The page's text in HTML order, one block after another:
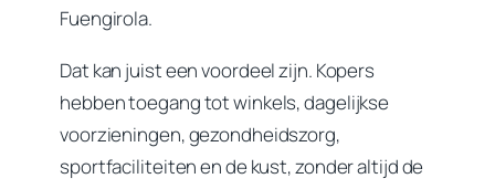
Fuengirola.
Dat kan juist een voordeel zijn. Kopers
hebben toegang tot winkels, dagelijkse
voorzieningen, gezondheidszorg,
sportfaciliteiten en de kust, zonder altijd de